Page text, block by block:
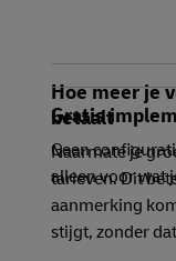
Gratis
Geen
alleen voor wat
Hoe meer je
betaalt
Naarmate je
tarieven. Dit
aanmerking
stijgt, zonder